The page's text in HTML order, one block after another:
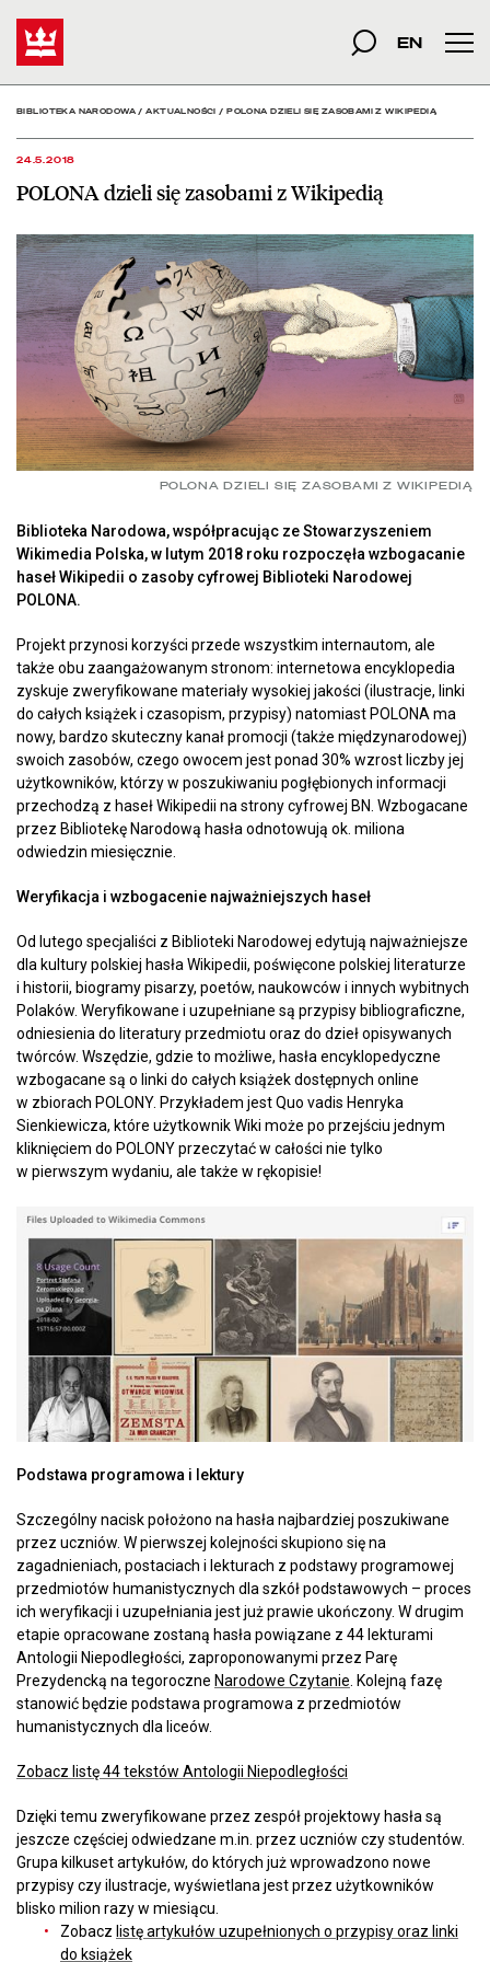
POLONA dzieli sięszukana fraza
Szukaj
EN
BIBLIOTEKA NARODOWA/AKTUALNOŚCI /POLONA DZIELI SIĘ ZASOBAMI Z WIKIPEDIĄ
24.5.2018
POLONA dzieli się zasobami z Wikipedią
POLONA DZIELI SIĘ ZASOBAMI Z WIKIPEDIĄ
Biblioteka Narodowa, współpracując ze Stowarzyszeniem
Wikimedia Polska, w lutym 2018 roku rozpoczęła wzbogacanie
haseł Wikipedii o zasoby cyfrowej Biblioteki Narodowej
POLONA.
Projekt przynosi korzyści przede wszystkim internautom, ale
także obu zaangażowanym stronom: internetowa encyklopedia
zyskuje zweryfikowane materiały wysokiej jakości (ilustracje, linki
do całych książek i czasopism, przypisy) natomiast POLONA ma
nowy, bardzo skuteczny kanał promocji (także międzynarodowej)
swoich zasobów, czego owocem jest ponad 30% wzrost liczby jej
użytkowników, którzy w poszukiwaniu pogłębionych informacji
przechodzą z haseł Wikipedii na strony cyfrowej BN. Wzbogacane
przez Bibliotekę Narodową hasła odnotowują ok. miliona
odwiedzin miesięcznie.
Weryfikacja i wzbogacenie najważniejszych haseł
Od lutego specjaliści z Biblioteki Narodowej edytują najważniejsze
dla kultury polskiej hasła Wikipedii, poświęcone polskiej literaturze
i historii, biogramy pisarzy, poetów, naukowców i innych wybitnych
Polaków. Weryfikowane i uzupełniane są przypisy bibliograficzne,
odniesienia do literatury przedmiotu oraz do dzieł opisywanych
twórców. Wszędzie, gdzie to możliwe, hasła encyklopedyczne
wzbogacane są o linki do całych książek dostępnych online
w zbiorach POLONY. Przykładem jest Quo vadis Henryka
Sienkiewicza, które użytkownik Wiki może po przejściu jednym
kliknięciem do POLONY przeczytać w całości nie tylko
w pierwszym wydaniu, ale także w rękopisie!
Podstawa programowa i lektury
Szczególny nacisk położono na hasła najbardziej poszukiwane
przez uczniów. W pierwszej kolejności skupiono się na
zagadnieniach, postaciach i lekturach z podstawy programowej
przedmiotów humanistycznych dla szkół podstawowych – proces
ich weryfikacji i uzupełniania jest już prawie ukończony. W drugim
etapie opracowane zostaną hasła powiązane z 44 lekturami
Antologii Niepodległości, zaproponowanymi przez Parę
Prezydencką na tegoroczne Narodowe Czytanie. Kolejną fazę
stanowić będzie podstawa programowa z przedmiotów
humanistycznych dla liceów.
Zobacz listę 44 tekstów Antologii Niepodległości
Dzięki temu zweryfikowane przez zespół projektowy hasła są
jeszcze częściej odwiedzane m.in. przez uczniów czy studentów.
Grupa kilkuset artykułów, do których już wprowadzono nowe
przypisy czy ilustracje, wyświetlana jest przez użytkowników
blisko milion razy w miesiącu.
Zobacz listę artykułów uzupełnionych o przypisy oraz linki
do książek